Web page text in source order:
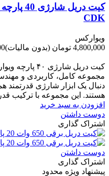
CDK
ویوارکس
4,800,000 تومان
(بدون مالیات)
مجموعه کامل، کاربردی و
دنبال یک ابزار شارژی قدرتمند
هستند. این مجموعه با ترکیب
افزودن به سبد خرید
دوست داشتن
اشتراک گذاری
دوست داشتن
اشتراک گذاری
پیشنهاد ویژه محدود